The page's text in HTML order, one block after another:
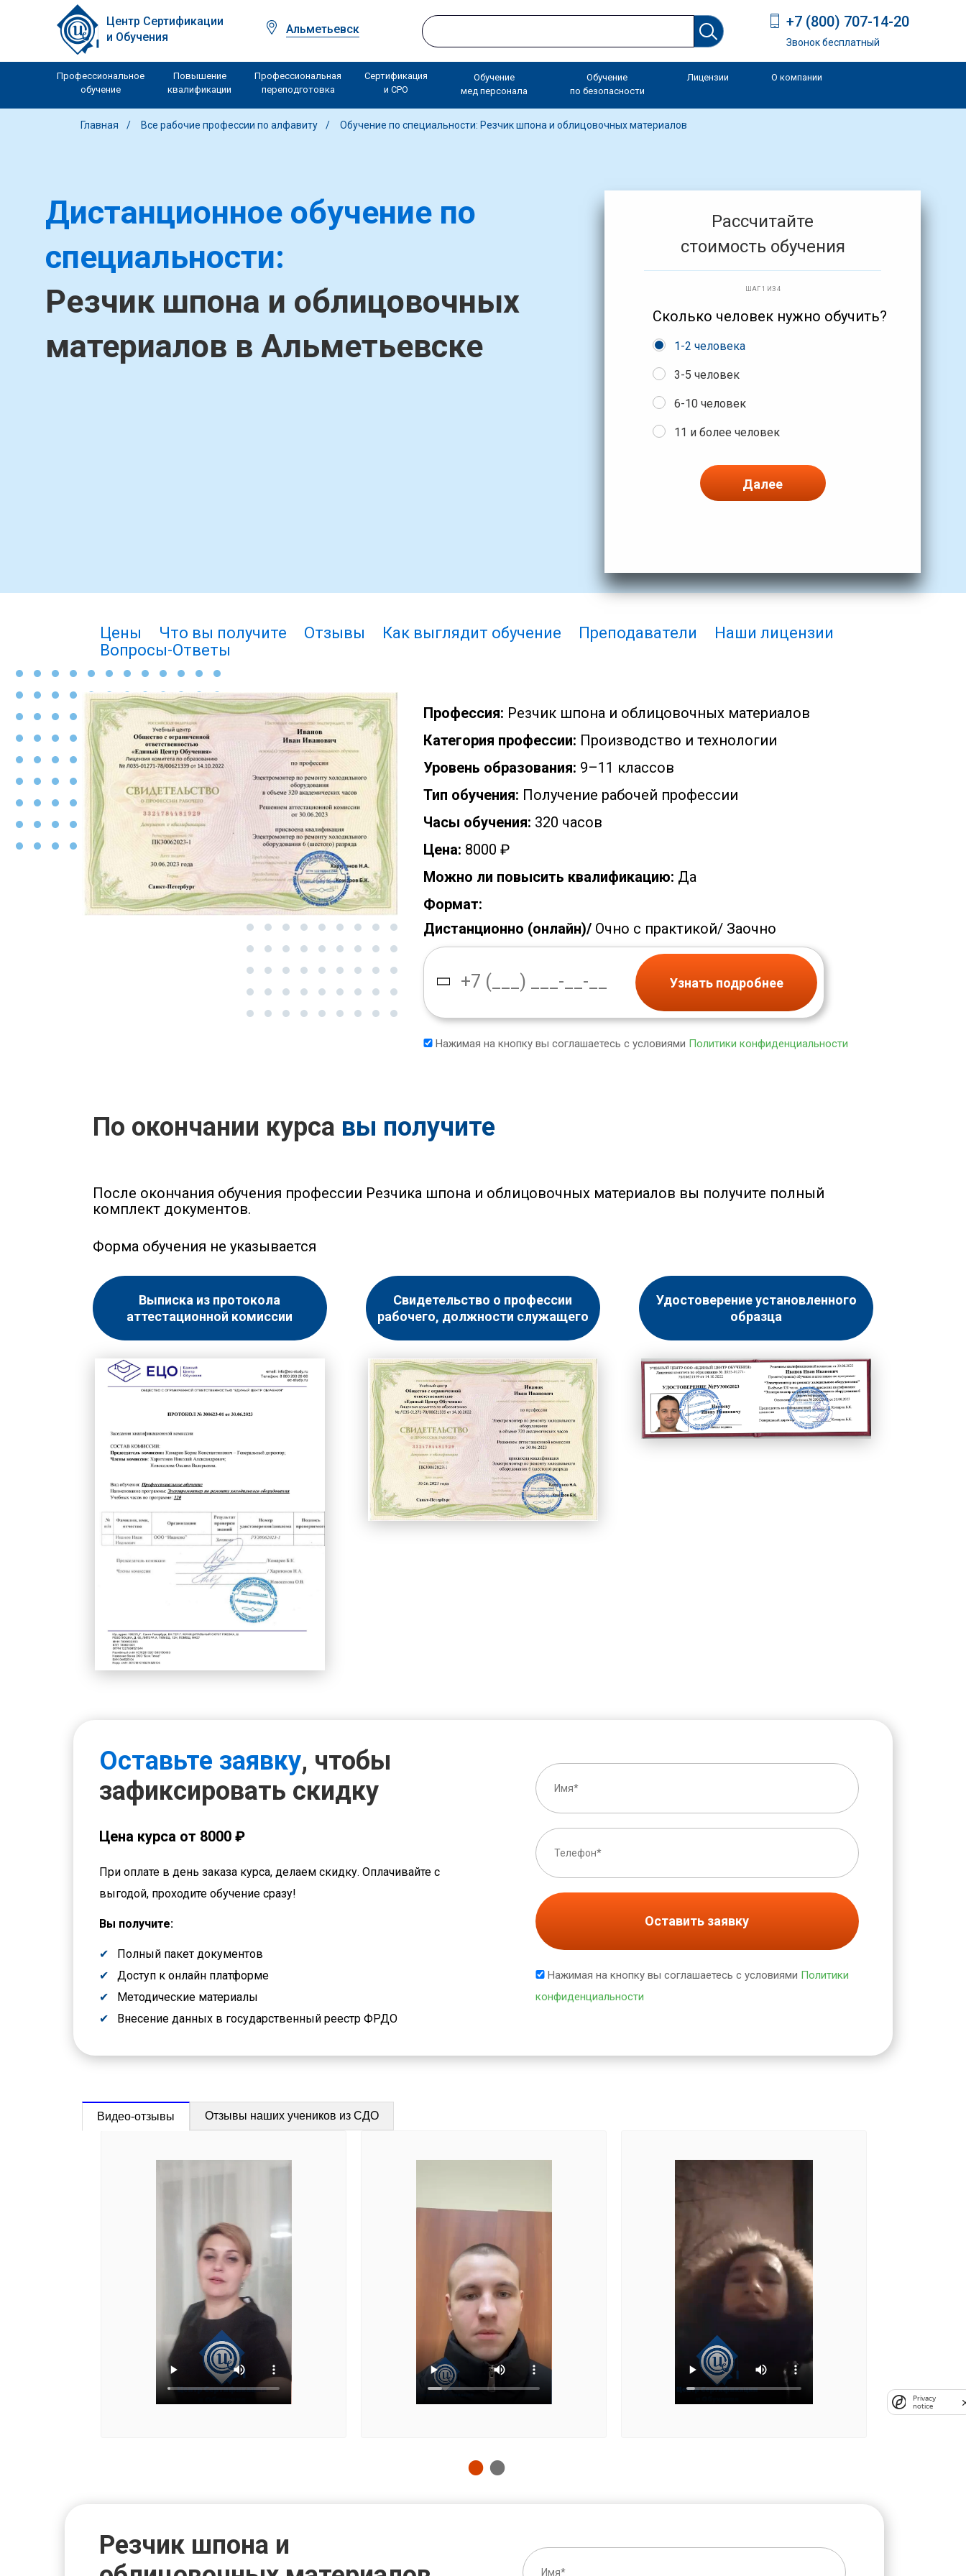
Центр Сертификации
и Обучения
Альметьевск +7 (800) 707-14-20
Звонок бесплатный
Профессиональное
обучение
Повышение
квалификации
Профессиональная
переподготовка
Сертификация
и СРО
Обучение
мед персонала
Обучение
по безопасности
Лицензии О компании
Главная Все рабочие профессии по алфавиту Обучение по специальности: Резчик шпона и облицовочных материалов
Дистанционное обучение по
специальности:
Резчик шпона и облицовочных
материалов в Альметьевске
Рассчитайте
стоимость обучения
ШАГ 1 ИЗ 4
Сколько человек нужно обучить?
1-2 человека
3-5 человек
6-10 человек
11 и более человек
Далее
Цены Что вы получите Отзывы Как выглядит обучение Преподаватели
Наши лицензии
Вопросы-Ответы
Профессия: Резчик шпона и облицовочных материалов
Категория профессии: Производство и технологии
Уровень образования: 9–11 классов
Тип обучения: Получение рабочей профессии
Часы обучения: 320 часов
Цена: 8000 ₽
Можно ли повысить квалификацию: Да
Формат:
Дистанционно (онлайн)/ Очно с практикой/ Заочно
Узнать подробнее
Нажимая на кнопку вы соглашаетесь с условиями Политики конфиденциальности
По окончании курса вы получите
После окончания обучения профессии Резчика шпона и облицовочных материалов вы получите полный
комплект документов.
Форма обучения не указывается
Выписка из протокола
аттестационной комиссии
Свидетельство о профессии
рабочего, должности служащего
Удостоверение установленного
образца
Оставьте заявку, чтобы
зафиксировать скидку
Цена курса от 8000 ₽
При оплате в день заказа курса, делаем скидку. Оплачивайте с
выгодой, проходите обучение сразу!
Вы получите:
Полный пакет документов
Доступ к онлайн платформе
Методические материалы
Внесение данных в государственный реестр ФРДО
Оставить заявку
Нажимая на кнопку вы соглашаетесь с условиями Политики
конфиденциальности
Видео-отзывы Отзывы наших учеников из СДО
Резчик шпона и
Privacy
notice